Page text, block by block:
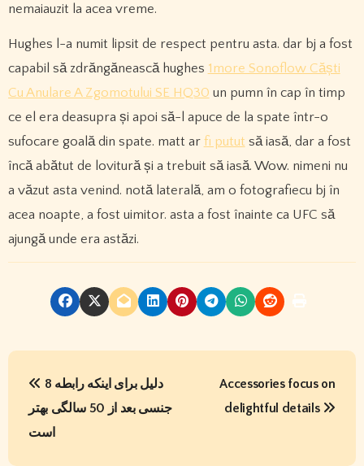
nemaiauzit la acea vreme.
Hughes l-a numit lipsit de respect pentru asta. dar bj a fost
capabil să zdrăngănească hughes 1more Sonoflow Căști
Cu Anulare A Zgomotului SE HQ30 un pumn în cap în timp
ce el era deasupra și apoi să-l apuce de la spate într-o
sufocare goală din spate. matt ar fi putut să iasă, dar a fost
încă abătut de lovitură și a trebuit să iasă. Wow. nimeni nu
a văzut asta venind. notă laterală, am o fotografiecu bj în
acea noapte, a fost uimitor. asta a fost înainte ca UFC să
ajungă unde era astăzi.
P
8 دلیل برای اینکه رابطه
جنسی بعد از 50 سالگی بهتر
است
Accessories focus on
delightful details